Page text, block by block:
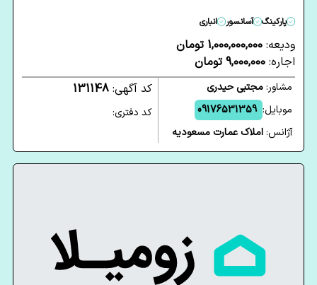
پارکینگ آسانسور انباری
ودیعه: 1,000,000,000 تومان
اجاره: 9,000,000 تومان
مشاور:مجتبی حیدری
موبایل: 09176531359
آژانس:املاک عمارت مسعودیه
کد آگهی: 131148
کد دفتری: